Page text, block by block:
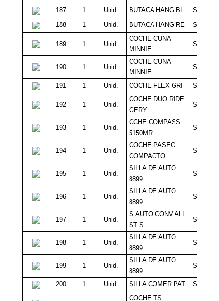
187
1 Unid. BUTACA HANG BL
Sin
188
1 Unid. BUTACA HANG RE Sin
189 1 Unid.
COCHE CUNA
MINNIE
Sin
190 1 Unid.
COCHE CUNA
MINNIE
Sin
191 1 Unid. COCHE FLEX GRI Sin
192 1 Unid.
COCHE DUO RIDE
GERY
Sin
193 1 Unid.
CCHE COMPASS
5150MR
Sin
194 1 Unid.
COCHE PASEO
COMPACTO
Sin
195 1 Unid.
SILLA DE AUTO
8899
Sin
196 1 Unid.
SILLA DE AUTO
8899
Sin
197 1 Unid.
S.AUTO CONV ALL
ST S
Sin
198 1 Unid.
SILLA DE AUTO
8899
Sin
199 1 Unid.
SILLA DE AUTO
8899
Sin
200 1 Unid. SILLA COMER PAT Sin
COCHE TS